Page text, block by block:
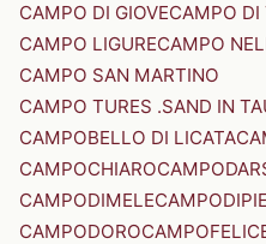
CAMPO DI GIOVECAMPO DI
CAMPO LIGURECAMPO
CAMPO SAN MARTINO
CAMPO TURES .SAND IN
CAMPOBELLO DI LICATA
CAMPOCHIARO
CAMPODIMELE
CAMPODORO